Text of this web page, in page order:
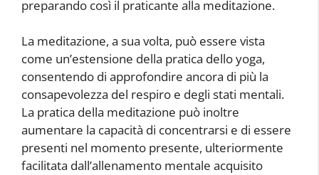
preparando così il praticante alla meditazione.
La meditazione, a sua volta, può essere vista
come un’estensione della pratica dello yoga,
consentendo di approfondire ancora di più la
consapevolezza del respiro e degli stati mentali.
La pratica della meditazione può inoltre
aumentare la capacità di concentrarsi e di essere
presenti nel momento presente, ulteriormente
facilitata dall’allenamento mentale acquisito